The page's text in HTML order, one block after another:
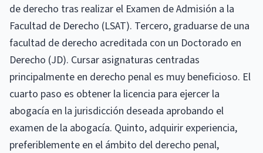
de derecho tras realizar el Examen de Admisión a la
Facultad de Derecho (LSAT). Tercero, graduarse de una
facultad de derecho acreditada con un Doctorado en
Derecho (JD). Cursar asignaturas centradas
principalmente en derecho penal es muy beneficioso. El
cuarto paso es obtener la licencia para ejercer la
abogacía en la jurisdicción deseada aprobando el
examen de la abogacía. Quinto, adquirir experiencia,
preferiblemente en el ámbito del derecho penal,